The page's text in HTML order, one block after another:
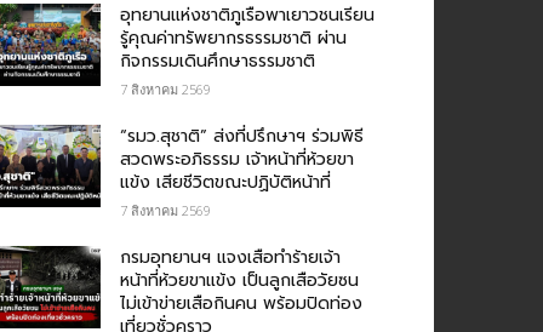
อุทยานแห่งชาติภูเรือพาเยาวชนเรียน
รู้คุณค่าทรัพยากรธรรมชาติ ผ่าน
กิจกรรมเดินศึกษาธรรมชาติ
7 สิงหาคม 2569
“รมว.สุชาติ” ส่งที่ปรึกษาฯ ร่วมพิธี
สวดพระอภิธรรม เจ้าหน้าที่ห้วยขา
แข้ง เสียชีวิตขณะปฏิบัติหน้าที่
7 สิงหาคม 2569
กรม​อุทยานฯ แจงเสือทำร้ายเจ้า
หน้าที่ห้วยขาแข้ง เป็นลูกเสือวัยซน
ไม่เข้าข่ายเสือกินคน พร้อมปิดท่อง
เที่ยวชั่วคราว